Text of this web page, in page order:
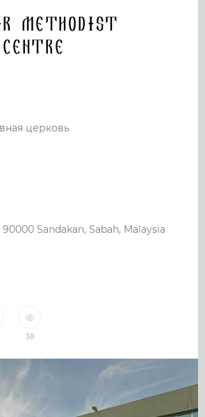
Methodist
церковь
Sandakan, Sabah, Malaysia
38